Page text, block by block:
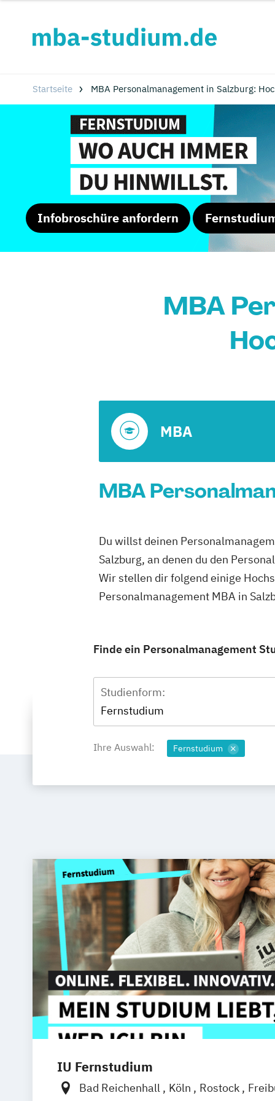
Startseite MBA Personalmanagement in Salzburg:
Infobroschüre anfordern
MBA
MBA
MBA
Du willst deinen
Salzburg, an denen du den
Wir stellen dir folgend einige
Personalmanagement MBA in
Finde ein Personalmanagement
Studienform:
Fernstudium
Ihre Auswahl: Fernstudium
IU Fernstudium
Bad Reichenhall Köln Rostock